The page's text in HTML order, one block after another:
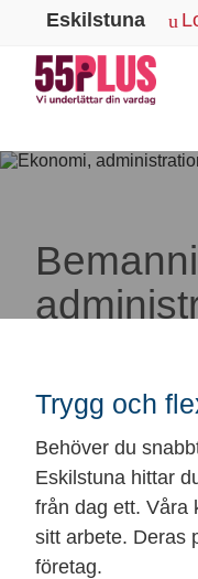
Eskilstuna
Trygg och
Behöver du
Eskilstuna hittar
från dag ett. Våra
sitt arbete. Deras
företag.